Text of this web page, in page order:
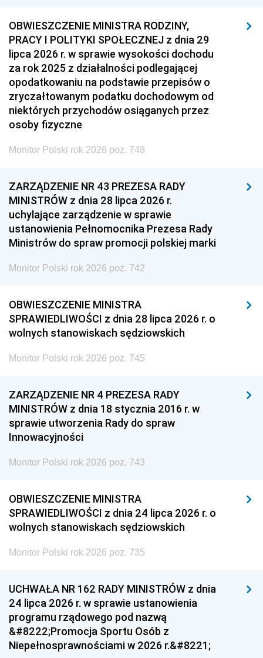
OBWIESZCZENIE MINISTRA RODZINY,
PRACY I POLITYKI SPOŁECZNEJ z dnia 29
lipca 2026 r. w sprawie wysokości dochodu
za rok 2025 z działalności podlegającej
opodatkowaniu na podstawie przepisów o
zryczałtowanym podatku dochodowym od
niektórych przychodów osiąganych przez
osoby fizyczne
Monitor Polski rok 2026 poz. 748
ZARZĄDZENIE NR 43 PREZESA RADY
MINISTRÓW z dnia 28 lipca 2026 r.
uchylające zarządzenie w sprawie
ustanowienia Pełnomocnika Prezesa Rady
Ministrów do spraw promocji polskiej marki
Monitor Polski rok 2026 poz. 742
OBWIESZCZENIE MINISTRA
SPRAWIEDLIWOŚCI z dnia 28 lipca 2026 r. o
wolnych stanowiskach sędziowskich
Monitor Polski rok 2026 poz. 745
ZARZĄDZENIE NR 4 PREZESA RADY
MINISTRÓW z dnia 18 stycznia 2016 r. w
sprawie utworzenia Rady do spraw
Innowacyjności
Monitor Polski rok 2026 poz. 743
OBWIESZCZENIE MINISTRA
SPRAWIEDLIWOŚCI z dnia 24 lipca 2026 r. o
wolnych stanowiskach sędziowskich
Monitor Polski rok 2026 poz. 735
UCHWAŁA NR 162 RADY MINISTRÓW z dnia
24 lipca 2026 r. w sprawie ustanowienia
programu rządowego pod nazwą
&#8222;Promocja Sportu Osób z
Niepełnosprawnościami w 2026 r.&#8221;